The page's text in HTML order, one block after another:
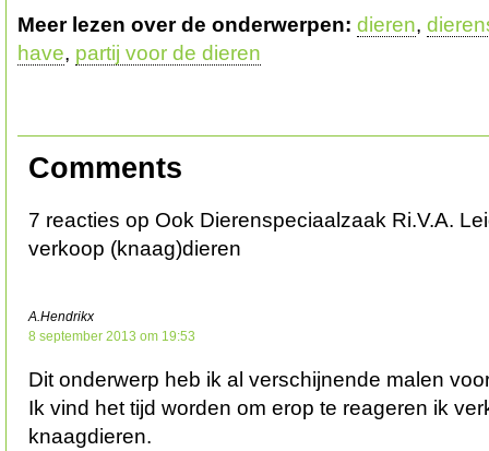
Meer lezen over de onderwerpen: dieren,
have, partij voor de dieren
Comments
7 reacties op Ook Dierenspeciaalzaak Ri.V.A.
verkoop (knaag)dieren
A.Hendrikx
8 september 2013 om 19:53
Dit onderwerp heb ik al verschijnende malen
Ik vind het tijd worden om erop te reageren ik
knaagdieren.